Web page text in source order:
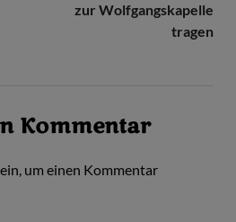
zur Wolfgangskapelle
tragen
Kommentar
um einen Kommentar